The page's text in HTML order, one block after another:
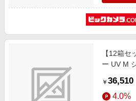
【12箱
ー UV M
￥ 36,510
4.0%